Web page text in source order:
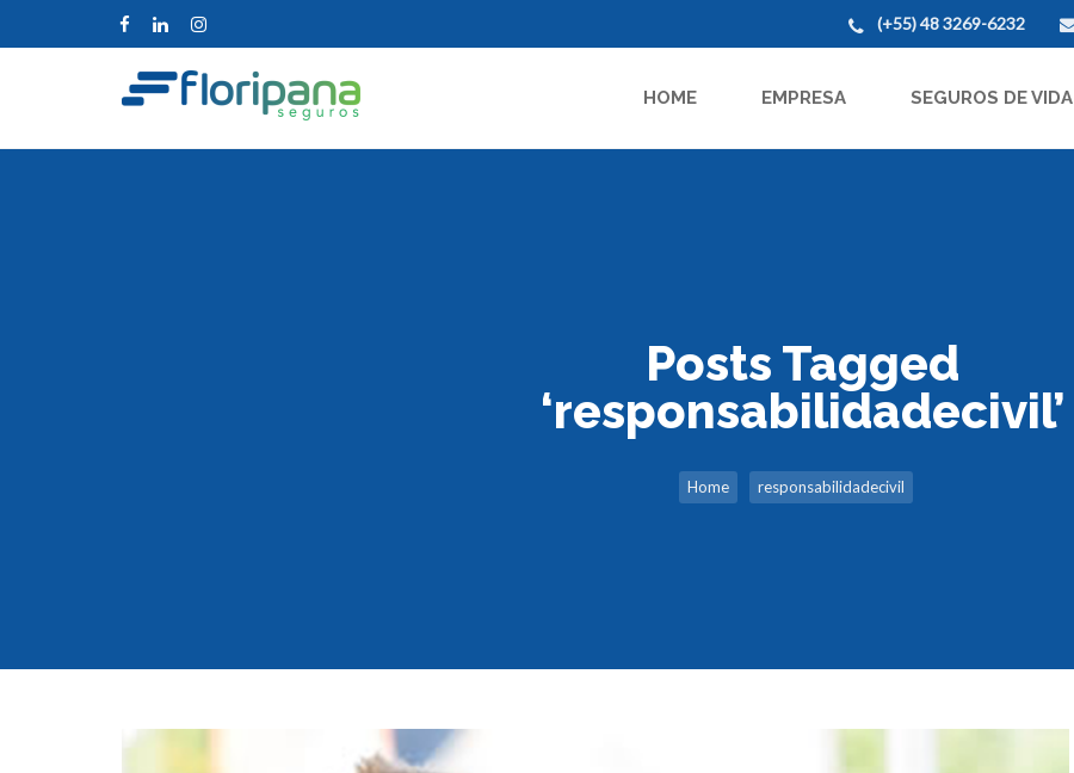
(+55) 48 3269-6232
HOME EMPRESA SEGUROS DE VIDA
Posts Tagged
‘responsabilidadecivil’
Home responsabilidadecivil